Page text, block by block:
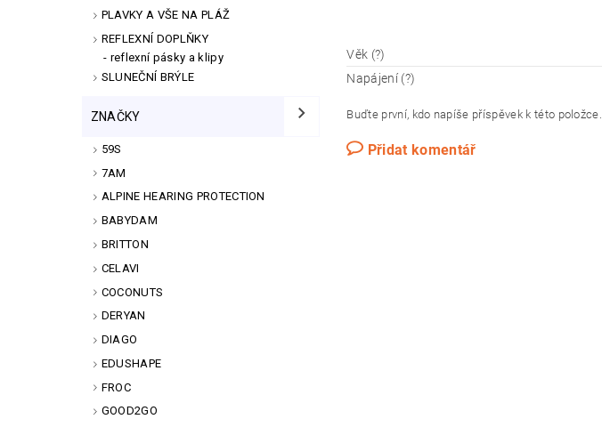
PLAVKY A VŠE NA PLÁŽ
REFLEXNÍ DOPLŇKY
reflexní pásky a klipy
SLUNEČNÍ BRÝLE
ZNAČKY
59S
7AM
ALPINE HEARING PROTECTION
BABYDAM
BRITTON
CELAVI
COCONUTS
DERYAN
DIAGO
EDUSHAPE
FROC
GOOD2GO
Věk (?)
Napájení (?)
Buďte první, kdo napíše příspěvek k této položce.
Přidat komentář